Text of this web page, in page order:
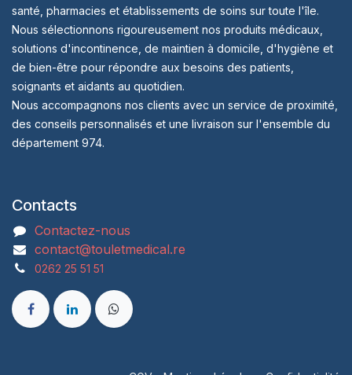
santé, pharmacies et établissements de soins sur toute l'île.
Nous sélectionnons rigoureusement nos produits médicaux,
solutions d'incontinence, de maintien à domicile, d'hygiène et
de bien-être pour répondre aux besoins des patients,
soignants et aidants au quotidien.
Nous accompagnons nos clients avec un service de proximité,
des conseils personnalisés et une livraison sur l'ensemble du
département 974.
Contacts
Contactez-nous
contact@touletmedical.re
0262 25 51 51